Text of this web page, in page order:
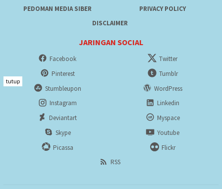
PEDOMAN MEDIA SIBER
PRIVACY POLICY
DISCLAIMER
JARINGAN SOCIAL
Facebook
Twitter
Pinterest
Tumblr
Stumbleupon
WordPress
Instagram
Linkedin
Deviantart
Myspace
Skype
Youtube
Picassa
Flickr
RSS
tutup